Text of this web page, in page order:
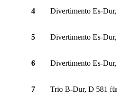
4 Divertimento Es-
5 Divertimento Es-
6 Divertimento Es-
7 Trio B-Dur, D 581